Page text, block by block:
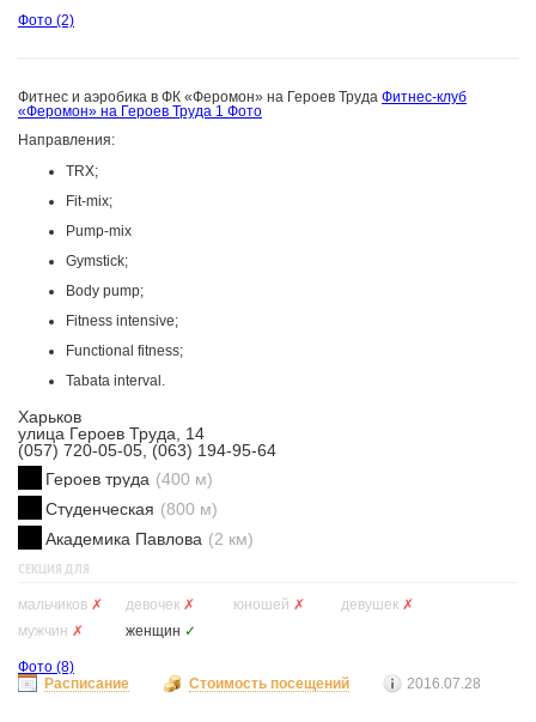
Фото (2)
Фитнес и аэробика в ФК «Феромон» на Героев Труда Фитнес-клуб
«Феромон» на Героев Труда 1 Фото
Направления:
TRX;
Fit-mix;
Pump-mix
Gymstick;
Body pump;
Fitness intensive;
Functional fitness;
Tabata interval.
Харьков
улица Героев Труда, 14
(057) 720-05-05, (063) 194-95-64
Героев труда (400 м)
Студенческая (800 м)
Академика Павлова (2 км)
СЕКЦИЯ ДЛЯ
мальчиков ✗ девочек ✗ юношей ✗ девушек ✗
мужчин ✗ женщин ✓
Фото (8)
Расписание
Стоимость посещений 2016.07.28